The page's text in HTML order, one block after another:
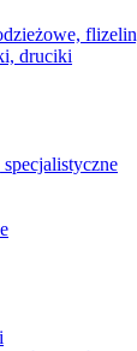
druciki